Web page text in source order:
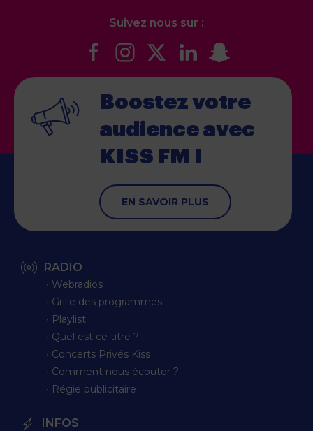
Suivez nous sur :
Boostez votre
audience avec
KISS FM !
EN SAVOIR PLUS
RADIO
∙ Webradios
∙ Grille des programmes
∙ Playlist
∙ Quel est ce titre ?
∙ Concerts Privés Kiss
∙ Comment nous écouter ?
∙ Régie publicitaire
INFOS